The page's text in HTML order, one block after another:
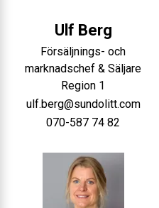
Ulf Berg
Försäljnings- och
marknadschef & Säljare
Region 1
ulf.berg@sundolitt.com
070-587 74 82